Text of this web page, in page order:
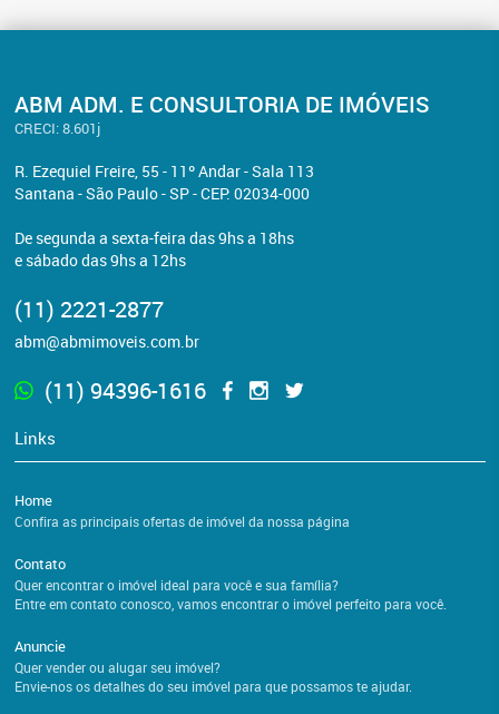
ABM ADM. E CONSULTORIA DE IMÓVEIS
CRECI: 8.601j
R. Ezequiel Freire, 55 - 11º Andar - Sala 113
Santana - São Paulo - SP - CEP: 02034-000
De segunda a sexta-feira das 9hs a 18hs
e sábado das 9hs a 12hs
(11) 2221-2877
abm@abmimoveis.com.br
(11) 94396-1616
Links
Home
Confira as principais ofertas de imóvel da nossa página
Contato
Quer encontrar o imóvel ideal para você e sua família?
Entre em contato conosco, vamos encontrar o imóvel perfeito para você.
Anuncie
Quer vender ou alugar seu imóvel?
Envie-nos os detalhes do seu imóvel para que possamos te ajudar.